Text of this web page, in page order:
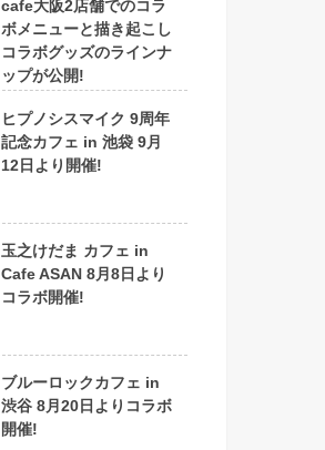
cafe大阪2店舗でのコラ
ボメニューと描き起こし
コラボグッズのラインナ
ップが公開!
ヒプノシスマイク 9周年
記念カフェ in 池袋 9月
12日より開催!
玉之けだま カフェ in
Cafe ASAN 8月8日より
コラボ開催!
ブルーロックカフェ in
渋谷 8月20日よりコラボ
開催!